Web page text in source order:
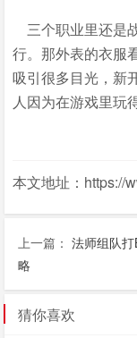
三个职业里还是
行。那外表的衣服
吸引很多目光，新
人因为在游戏里玩
本文地址：https://
上一篇： 法师组队
略
猜你喜欢